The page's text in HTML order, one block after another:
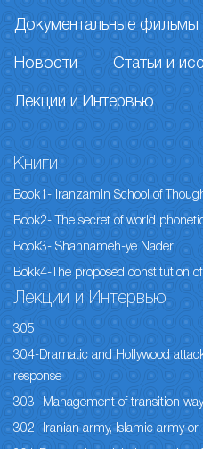
Документальные фильмы
Новости Статьи и
Лекции и Интервью
Книги
Book1- Iranzamin School of
Book2- The secret of world
Book3- Shahnameh-ye Naderi
Bokk4-The proposed constitution
Лекции и Интервью
305
304-Dramatic and Hollywood
response
303- Management of transition
302- Iranian army, Islamic army or